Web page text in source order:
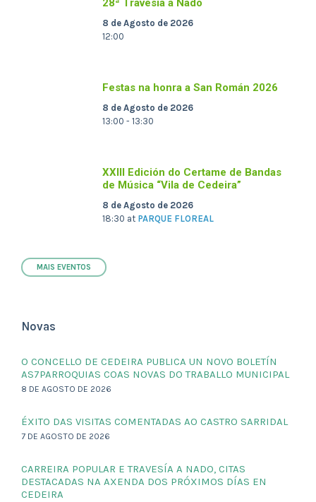
28ª Travesía a Nado
8 de Agosto de 2026
12:00
Festas na honra a San Román 2026
8 de Agosto de 2026
13:00 - 13:30
XXIII Edición do Certame de Bandas
de Música “Vila de Cedeira”
8 de Agosto de 2026
18:30 at PARQUE FLOREAL
MAIS EVENTOS
Novas
O CONCELLO DE CEDEIRA PUBLICA UN NOVO BOLETÍN
AS7PARROQUIAS COAS NOVAS DO TRABALLO MUNICIPAL
8 DE AGOSTO DE 2026
ÉXITO DAS VISITAS COMENTADAS AO CASTRO SARRIDAL
7 DE AGOSTO DE 2026
CARREIRA POPULAR E TRAVESÍA A NADO, CITAS
DESTACADAS NA AXENDA DOS PRÓXIMOS DÍAS EN
CEDEIRA